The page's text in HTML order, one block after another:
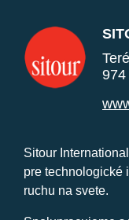
974
Sitour
pre technologické
ruchu na svete.